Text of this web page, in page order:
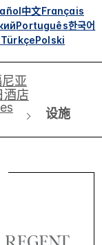
中文Français
Português한국어
TürkçePolski
亚
酒店
设施